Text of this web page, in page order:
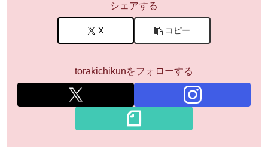
シェアする
X コピー
torakichikunをフォローする